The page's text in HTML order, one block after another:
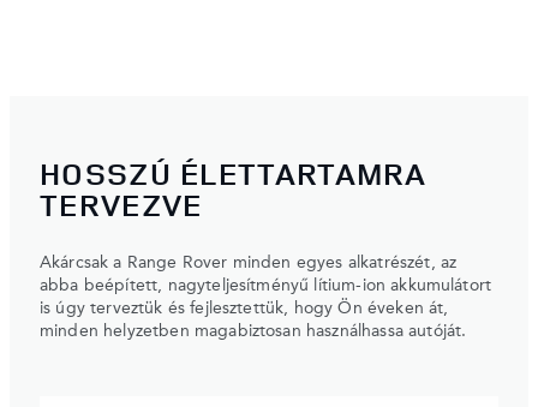
HOSSZÚ ÉLETTARTAMRA
TERVEZVE
Akárcsak a Range Rover minden egyes alkatrészét, az
abba beépített, nagyteljesítményű lítium-ion akkumulátort
is úgy terveztük és fejlesztettük, hogy Ön éveken át,
minden helyzetben magabiztosan használhassa autóját.